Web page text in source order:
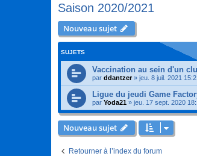
Saison 2020/2021
Nouveau sujet
SUJETS
Vaccination au sein d'un
par ddantzer» jeu. 8 juil. 2021
Ligue du jeudi Game
par Yoda21 » jeu. 17 sept. 2020
Nouveau sujet
Retourner à l’index du forum